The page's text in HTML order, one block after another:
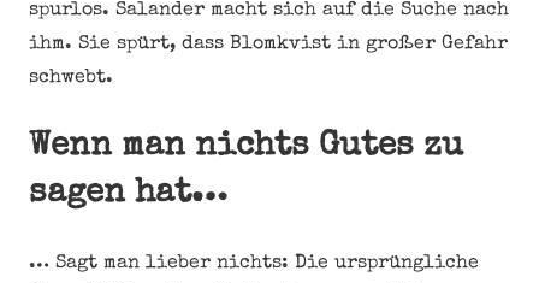
spurlos. Salander macht sich auf die Suche nach
ihm. Sie spürt, dass Blomkvist in großer Gefahr
schwebt.
Wenn man nichts Gutes zu
sagen hat…
… Sagt man lieber nichts: Die ursprüngliche